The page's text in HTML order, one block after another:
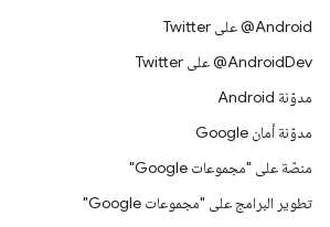
‎@Android على Twitter
‎@AndroidDev على Twitter
مدوّنة Android
مدوّنة أمان Google
منصّة على "مجموعات Google"
تطوير البرامج على "مجموعات Google"